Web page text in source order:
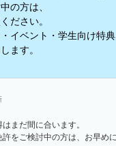
の方は、
ださい。
イベント・学生向け特
ます。
まだ間に合います。
をご検討中の方は、お早め